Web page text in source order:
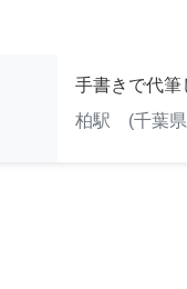
手書きで代筆
柏駅 (千葉